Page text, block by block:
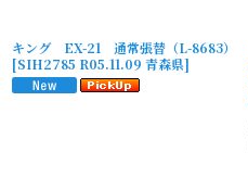
キング EX-21 通常張替（L-8683）
[SIH2785 R05.11.09 青森県]